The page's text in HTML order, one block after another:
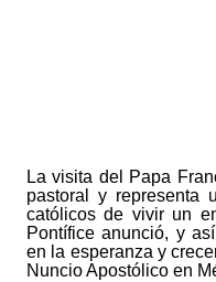
La visita del Papa
pastoral y representa
católicos de vivir un
Pontífice anunció, y
en la esperanza y
Nuncio Apostólico en